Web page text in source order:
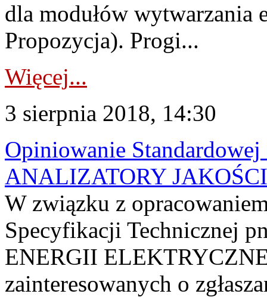
dla modułów
Propozycja). Progi...
Więcej...
3 sierpnia 2018, 14:30
Opiniowanie
ANALIZATORY
W związku z
Specyfikacji Technicznej
ENERGII
zainteresowanych o